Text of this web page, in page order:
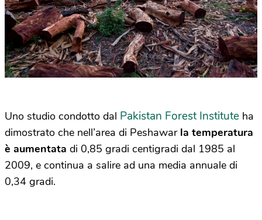
Uno studio condotto dal Pakistan Forest Institute ha
dimostrato che nell’area di Peshawar la temperatura
è aumentata di 0,85 gradi centigradi dal 1985 al
2009, e continua a salire ad una media annuale di
0,34 gradi.